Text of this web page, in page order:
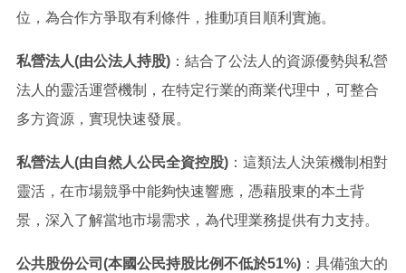
位，為合作方爭取有利條件，推動項目順利實施。
私營法人(由公法人持股)：結合了公法人的資源優勢與私營
法人的靈活運營機制，在特定行業的商業代理中，可整合
多方資源，實現快速發展。
私營法人(由自然人公民全資控股)：這類法人決策機制相對
靈活，在市場競爭中能夠快速響應，憑藉股東的本土背
景，深入了解當地市場需求，為代理業務提供有力支持。
公共股份公司(本國公民持股比例不低於51%)：具備強大的